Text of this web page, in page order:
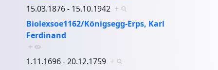
15.03.1876 - 15.10.1942 +
Biolexsoe1162/Königsegg-Erps, Karl
Ferdinand
+
1.11.1696 - 20.12.1759 +